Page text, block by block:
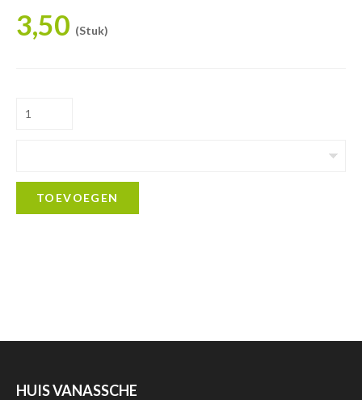
3,50 (Stuk)
TOEVOEGEN
HUIS VANASSCHE